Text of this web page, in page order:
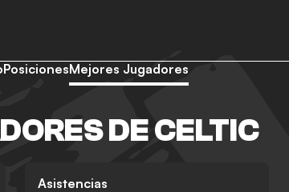
PosicionesMejores Jugadores
DE CELTIC
Asistencias